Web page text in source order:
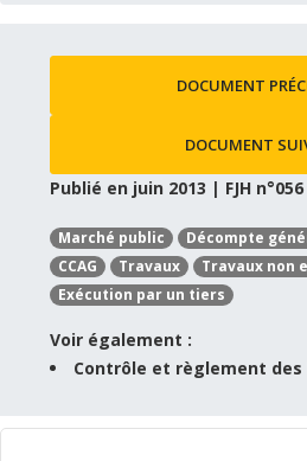
DOCUMENT
DOCUMENT
Publié en juin 2013 | FJH n°056
Marché public
Décompte
CCAG
Travaux
Travaux non
Exécution par un tiers
Voir également :
Contrôle et règlement